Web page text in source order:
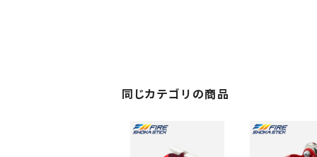
同じカテゴリの商品